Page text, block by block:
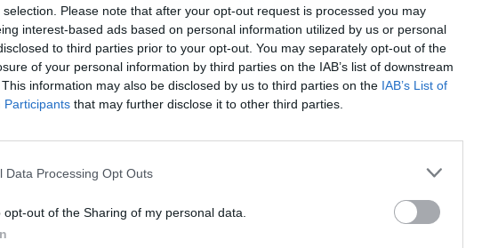
Please note that after your opt-out request is processed you may
interest-based ads based on personal information utilized by us or personal
to third parties prior to your opt-out. You may separately opt-out of the
of your personal information by third parties on the IAB’s list of downstream
information may also be disclosed by us to third parties on the IAB’s List of
Participants that may further disclose it to other third parties.
Data Processing Opt Outs
opt-out of the Sharing of my personal data.